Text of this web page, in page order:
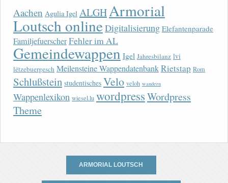
Aachen Agulia Igel ALGHArmorial
Loutsch onlineDigitalisierung Elefantenparade
FamiljefuerscherFehler im AL
Gemeindewappen Igel Jahresbilanz lvi
lëtzebuergesch Meilensteine WappendatenbankRietstap Rom
Schlußstein studentisches Velo veloh wandern
Wappenlexikon wiesel.lu wordpressWordpress
Theme
ARMORIAL LOUTSCH